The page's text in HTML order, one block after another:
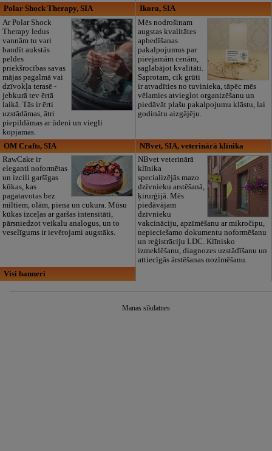
Polar Shock Therapy, SIA
Ar Polar Shock
Therapy ledus
vannām tu vari
baudīt aukstās
peldes
priekšrocības savas
mājas pagalmā vai
dzīvokļa terasē -
jebkurā tev ērtā
laikā. Tās ir ērti
uzstādāmas, ātri
piepildāmas ar ūdeni un viegli
kopjamas.
Ikora, SIA
Mēs nodrošinam
augstas kvalitātes
apbedīšanas
pakalpojumus par
pieejamām cenām,
saglabājot kvalitāti.
Saprotam, cik grūti
ir atvadīties no tuvinieka, tāpēc mēs
vēlamies atvieglot organizēšanu un
piedāvāt plašu pakalpojumu klāstu, lai
godinātu aizgājēju.
OM Crafts, SIA
RawCake ir
eleganti noformētas
un izcili garšīgas
kūkas, kas
pagatavotas bez
miltiem, olām, piena un cukura. Mūsu
kūkas izceļas ar garšas intensitāti,
pārsniedzot veikalu analogus, un to
veselīgums ir ievērojami augstāks.
NBvet, SIA, veterinārā klīnika
NBvet veterinārā
klīnika
specializējās mazo
dzīvnieku arstēšanā,
ķirurģijā. Mēs
piedāvājam
dzīvnieku
vakcināciju, apzīmēšanu ar mikročipu,
nepieciešamo dokumentu noformēšanu
un reģistrāciju LDC. Klīnisko
izmeklēšanu, diagnozes uzstādīšanu un
attiecīgās ārstēšanas nozīmēšanu.
Visi banneri
Manas sīkdatnes